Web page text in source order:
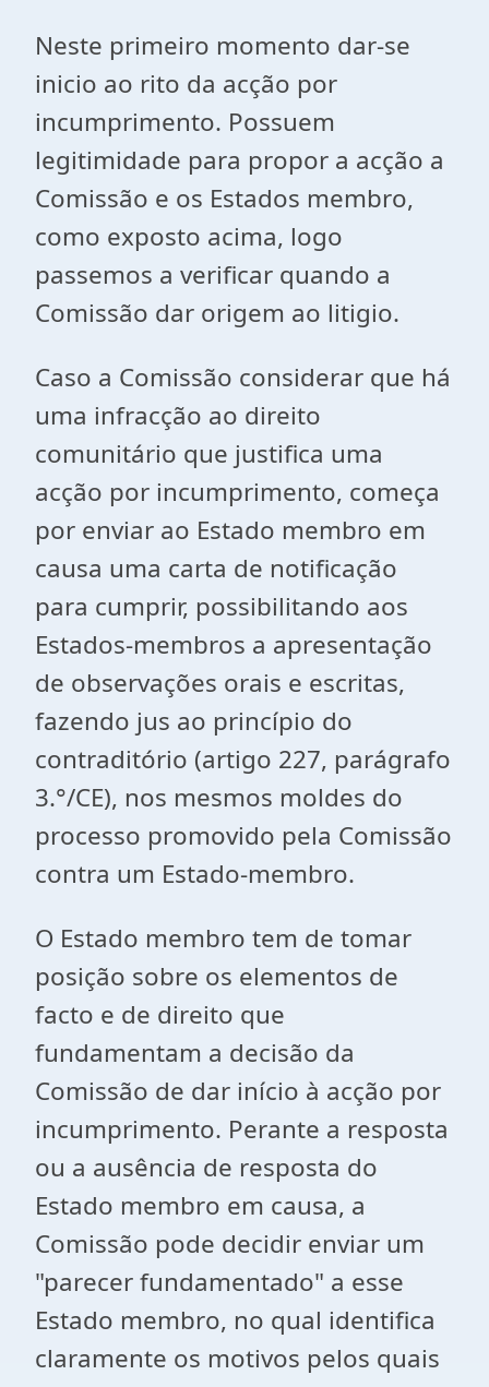
Neste primeiro momento dar-se
inicio ao rito da acção por
incumprimento. Possuem
legitimidade para propor a acção a
Comissão e os Estados membro,
como exposto acima, logo
passemos a verificar quando a
Comissão dar origem ao litigio.
Caso a Comissão considerar que há
uma infracção ao direito
comunitário que justifica uma
acção por incumprimento, começa
por enviar ao Estado membro em
causa uma carta de notificação
para cumprir, possibilitando aos
Estados-membros a apresentação
de observações orais e escritas,
fazendo jus ao princípio do
contraditório (artigo 227, parágrafo
3.°/CE), nos mesmos moldes do
processo promovido pela Comissão
contra um Estado-membro.
O Estado membro tem de tomar
posição sobre os elementos de
facto e de direito que
fundamentam a decisão da
Comissão de dar início à acção por
incumprimento. Perante a resposta
ou a ausência de resposta do
Estado membro em causa, a
Comissão pode decidir enviar um
"parecer fundamentado" a esse
Estado membro, no qual identifica
claramente os motivos pelos quais